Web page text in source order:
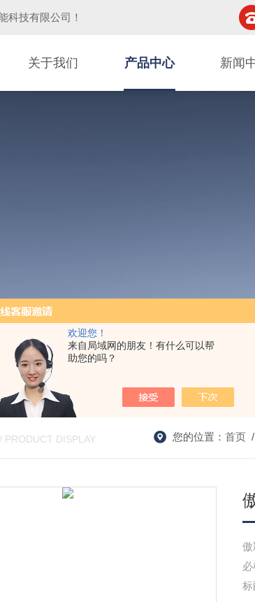
欢迎您！
来自局域网的朋友！有什么可以帮
助您的吗？
科技有限公司 ！
关于我们 产品中心 新闻
/ PRODUCT DISPLAY 您的位置： 首页 /
标